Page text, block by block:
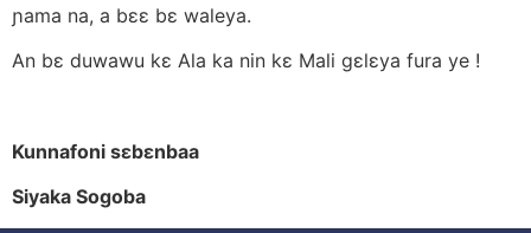
ɲama na, a bεε bε waleya.
An bε duwawu kε Ala ka nin kε Mali gεlεya fura ye !
Kunnafoni sεbεnbaa
Siyaka Sogoba